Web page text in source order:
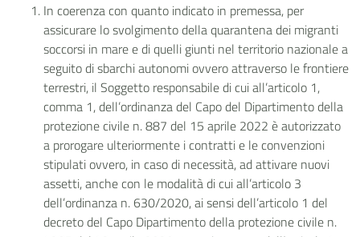
In coerenza con quanto indicato in premessa, per
assicurare lo svolgimento della quarantena dei migranti
soccorsi in mare e di quelli giunti nel territorio nazionale a
seguito di sbarchi autonomi ovvero attraverso le frontiere
terrestri, il Soggetto responsabile di cui all’articolo 1,
comma 1, dell’ordinanza del Capo del Dipartimento della
protezione civile n. 887 del 15 aprile 2022 è autorizzato
a prorogare ulteriormente i contratti e le convenzioni
stipulati ovvero, in caso di necessità, ad attivare nuovi
assetti, anche con le modalità di cui all’articolo 3
dell’ordinanza n. 630/2020, ai sensi dell’articolo 1 del
decreto del Capo Dipartimento della protezione civile n.